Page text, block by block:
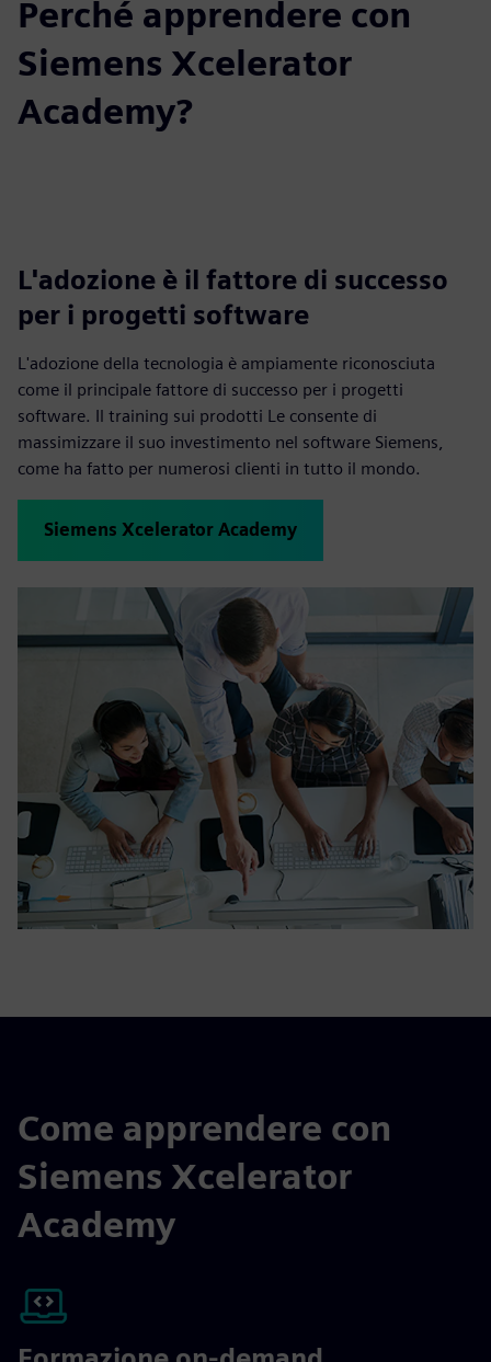
Perché apprendere con
Siemens Xcelerator
Academy?
L'adozione è il fattore di successo
per i progetti software
L'adozione della tecnologia è ampiamente riconosciuta
come il principale fattore di successo per i progetti
software. Il training sui prodotti Le consente di
massimizzare il suo investimento nel software Siemens,
come ha fatto per numerosi clienti in tutto il mondo.
Siemens Xcelerator Academy
Come apprendere con
Siemens Xcelerator
Academy